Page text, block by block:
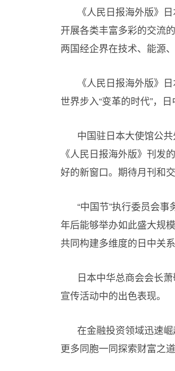
《人民日报海外版》
开展各类丰富多彩的交流
两国经企界在技术、能源
《人民日报海外版》
世界步入“变革的时代”，
中国驻日本大使馆公
《人民日报海外版》刊发
好的新窗口。期待月刊和
“中国节”执行委员会
年后能够举办如此盛大规
共同构建多维度的日中关系
日本中华总商会会长
宣传活动中的出色表现。
在金融投资领域迅速
更多同胞一同探索财富之道